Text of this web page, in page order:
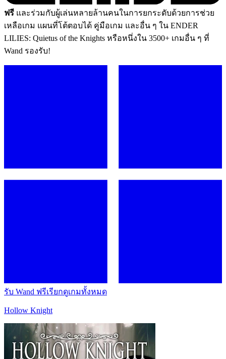
ฟรี และร่วมกับผู้เล่นหลายล้านคนในการยกระดับด้วยการช่วย
เหลือเกม แผนที่โต้ตอบได้ คู่มือเกม และอื่น ๆ ใน ENDER
LILIES: Quietus of the Knights หรือหนึ่งใน 3500+ เกมอื่น ๆ ที่
Wand รองรับ!
รับ Wand ฟรีเรียกดูเกมทั้งหมด
Hollow Knight